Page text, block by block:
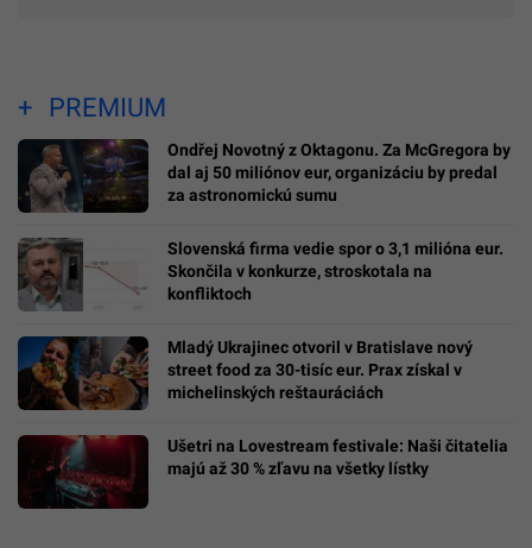
PREMIUM
Ondřej Novotný z Oktagonu. Za McGregora by
dal aj 50 miliónov eur, organizáciu by predal
za astronomickú sumu
Slovenská firma vedie spor o 3,1 milióna eur.
Skončila v konkurze, stroskotala na
konfliktoch
Mladý Ukrajinec otvoril v Bratislave nový
street food za 30-tisíc eur. Prax získal v
michelinských reštauráciách
Ušetri na Lovestream festivale: Naši čitatelia
majú až 30 % zľavu na všetky lístky